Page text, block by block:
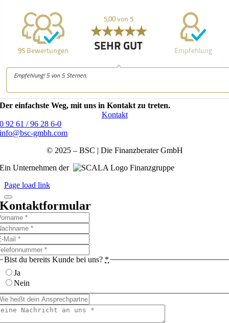
Der einfachste Weg, mit uns in Kontakt zu treten.
Kontakt
0 92 61 / 96 28 6-0
info@bsc-gmbh.com
© 2025 – BSC | Die Finanzberater GmbH
Ein Unternehmen der
Finanzgruppe
Page load link
Kontaktformular
Bist du bereits Kunde bei uns? *
Ja
Nein